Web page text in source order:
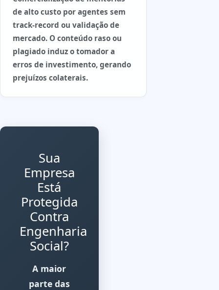
de alto custo por agentes sem
track-record ou validação de
mercado. O conteúdo raso ou
plagiado induz o tomador a
erros de investimento, gerando
prejuízos colaterais.
Sua
Empresa
Está
Protegida
Contra
Engenharia
Social?
A maior
parte das